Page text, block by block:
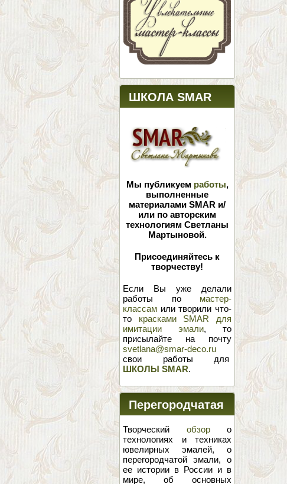
ШКОЛА SMAR
Мы публикуем работы,
выполненные
материалами SMAR и/
или по авторским
технологиям Светланы
Мартыновой.
Присоединяйтесь к
творчеству!
Если Вы уже делали
работы по мастер-
классам или творили что-
то красками SMAR для
имитации эмали, то
присылайте на почту
svetlana@smar-deco.ru
свои работы для
ШКОЛЫ SMAR.
Перегородчатая
эмаль
Творческий обзоро
технологиях и техниках
ювелирных эмалей, о
перегородчатой эмали, о
ее истории в России и в
мире, об основных